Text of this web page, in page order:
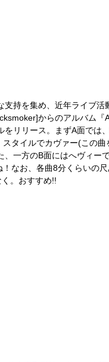
持を集め、近年ライブ
からのアルバム『
リリース。まずA面では
タイルでカヴァー(この曲
一方のB面にはへヴィー
なお、各曲8分くらいの
。おすすめ!!